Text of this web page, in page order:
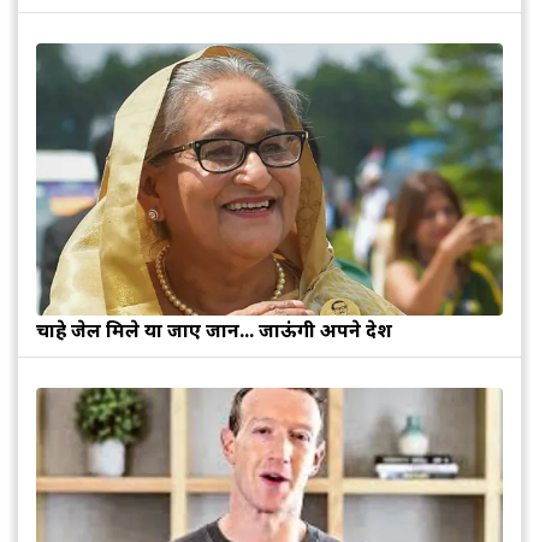
चाहे जेल मिले या जाए जान... जाऊंगी अपने देश